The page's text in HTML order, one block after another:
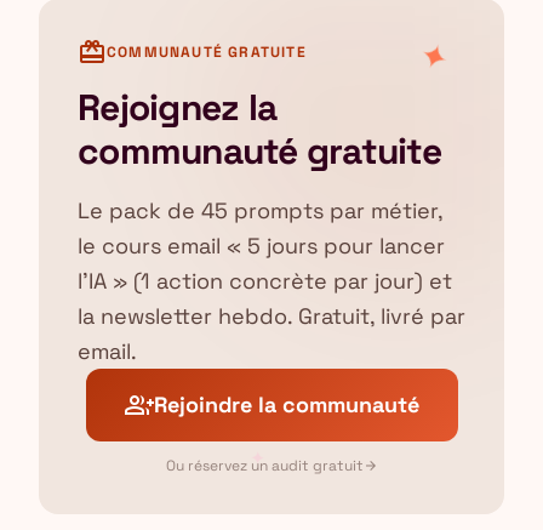
✦
✦
card_giftcardCOMMUNAUTÉ GRATUITE
Rejoignez la
communauté gratuite
Le pack de 45 prompts par métier,
le cours email « 5 jours pour lancer
l'IA » (1 action concrète par jour) et
la newsletter hebdo. Gratuit, livré par
email.
group_addRejoindre la communauté
Ou réservez un audit gratuit arrow_forward